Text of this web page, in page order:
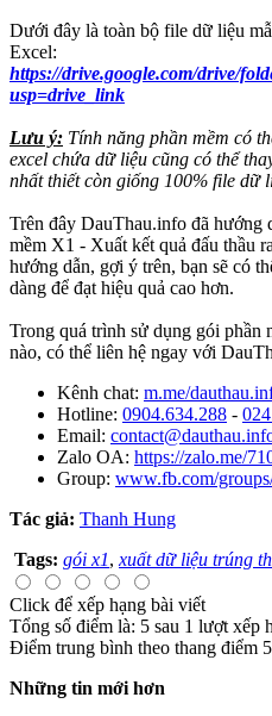
Dưới đây là toàn bộ file dữ liệu
Excel:
https://drive.google.com/drive/
usp=drive_link
Lưu ý: Tính năng phần mềm có
excel chứa dữ liệu cũng có thể
nhất thiết còn giống 100% file dữ
Trên đây DauThau.info đã hướng
mềm X1 - Xuất kết quả đấu thầu
hướng dẫn, gợi ý trên, bạn sẽ có
dàng để đạt hiệu quả cao hơn.
Trong quá trình sử dụng gói phần
nào, có thể liên hệ ngay với
Kênh chat: m.me/
Hotline: 0904.634.288 -
Email:
Zalo OA: https://zalo.me/
Group: www.fb.com/
Tác giả: Thanh Hung
Tags: gói x1, xuất dữ liệu trúng
Click để xếp hạng bài viết
Tổng số điểm là: 5 sau 1 lượt xếp
Điểm trung bình theo thang điểm
Những tin mới hơn